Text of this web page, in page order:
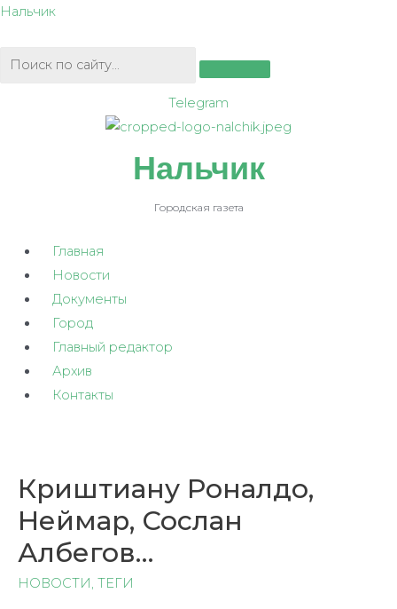
Перейти
содержимому
Нальчик
Telegram
Нальчик
Городская газета
Главная
Новости
Документы
Город
Главный редактор
Архив
Контакты
Криштиану Роналдо,
Неймар, Сослан
Албегов…
НОВОСТИ, ТЕГИ